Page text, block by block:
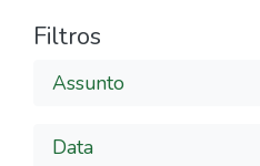
Filtros
Assunto
Data